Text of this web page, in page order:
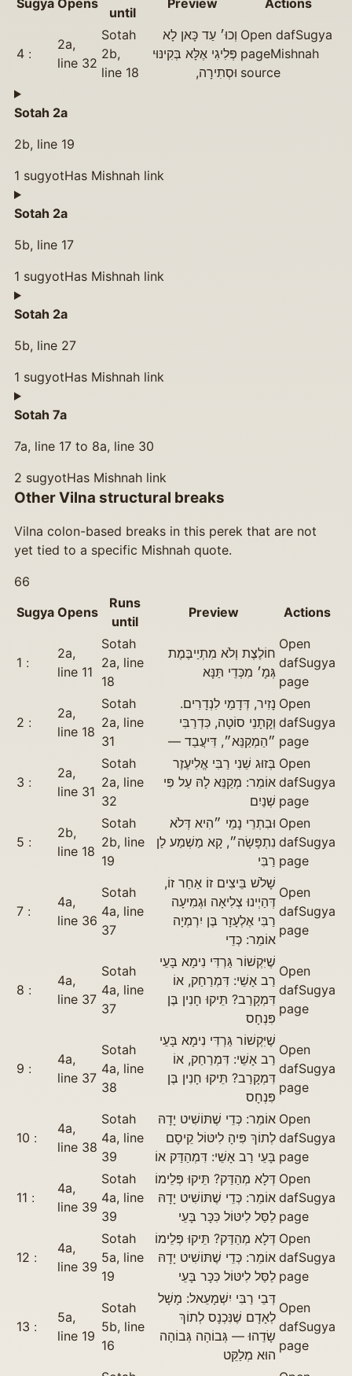
Sugya Opens
until
Preview Actions
4
2a,
line 32
Sotah
2b,
line 18
וְכוּ׳ עַד כָּאן לָא
פְּלִיגִי אֶלָּא בְּקִינּוּי
וּסְתִירָה,
Open dafSugya
pageMishnah
source
Sotah 2a
2b, line 19
1 sugyotHas Mishnah link
Sotah 2a
5b, line 17
1 sugyotHas Mishnah link
Sotah 2a
5b, line 27
1 sugyotHas Mishnah link
Sotah 7a
7a, line 17 to 8a, line 30
2 sugyotHas Mishnah link
Other Vilna structural breaks
Vilna colon-based breaks in this perek that are not
yet tied to a specific Mishnah quote.
66
Sugya Opens
Runs
until
Preview Actions
1
2a,
line 11
Sotah
2a, line
18
חוֹלֶצֶת וְלֹא מִתְיַיבֶּמֶת
גְּמָ׳ מִכְּדֵי תַּנָּא
Open
dafSugya
page
2
2a,
line 18
Sotah
2a, line
31
נָזִיר, דְּדָמֵי לִנְדָרִים.
וְקָתָנֵי סוֹטָה, כִּדְרַבִּי
״הַמְקַנֵּא״, דִּיעֲבַד —
Open
dafSugya
page
3
2a,
line 31
Sotah
2a, line
32
בְּזוּג שֵׁנִי רַבִּי אֱלִיעֶזֶר
אוֹמֵר: מְקַנֵּא לָהּ עַל פִּי
שְׁנַיִם
Open
dafSugya
page
5
2b,
line 18
Sotah
2b, line
19
וּבִתְרֵי נָמֵי ״הִיא דְּלֹא
נִתְפָּשָׂה״, קָא מַשְׁמַע לַן
רַבִּי
Open
dafSugya
page
7
4a,
line 36
Sotah
4a, line
37
שָׁלֹשׁ בֵּיצִים זוֹ אַחַר זוֹ,
דְּהַיְינוּ צְלִיאָה וּגְמִיעָה
רַבִּי אֶלְעָזָר בֶּן יִרְמְיָה
אוֹמֵר: כְּדֵי
Open
dafSugya
page
8
4a,
line 37
Sotah
4a, line
37
שֶׁיִּקְשׁוֹר גַּרְדִּי נִימָא בָּעֵי
רַב אָשֵׁי: דִּמְרַחַק, אוֹ
דִּמְקָרַב? תֵּיקוּ חָנִין בֶּן
פִּנְחָס
Open
dafSugya
page
9
4a,
line 37
Sotah
4a, line
38
שֶׁיִּקְשׁוֹר גַּרְדִּי נִימָא בָּעֵי
רַב אָשֵׁי: דִּמְרַחַק, אוֹ
דִּמְקָרַב? תֵּיקוּ חָנִין בֶּן
פִּנְחָס
Open
dafSugya
page
10
4a,
line 38
Sotah
4a, line
39
אוֹמֵר: כְּדֵי שֶׁתּוֹשִׁיט יָדָהּ
לְתוֹךְ פִּיהָ לִיטּוֹל קֵיסָם
בָּעֵי רַב אָשֵׁי: דִּמְהַדַּק אוֹ
Open
dafSugya
page
11
4a,
line 39
Sotah
4a, line
39
דְּלָא מְהַדַּק? תֵּיקוּ פְּלֵימוֹ
אוֹמֵר: כְּדֵי שֶׁתּוֹשִׁיט יָדָהּ
לַסַּל לִיטּוֹל כִּכָּר בָּעֵי
Open
dafSugya
page
12
4a,
line 39
Sotah
5a, line
19
דְּלָא מְהַדַּק? תֵּיקוּ פְּלֵימוֹ
אוֹמֵר: כְּדֵי שֶׁתּוֹשִׁיט יָדָהּ
לַסַּל לִיטּוֹל כִּכָּר בָּעֵי
Open
dafSugya
page
13
5a,
line 19
Sotah
5b, line
16
דְּבֵי רַבִּי יִשְׁמָעֵאל: מָשָׁל
לְאָדָם שֶׁנִּכְנָס לְתוֹךְ
שָׂדֵהוּ — גְּבוֹהָה גְּבוֹהָה
הוּא מְלַקֵּט
Open
dafSugya
page